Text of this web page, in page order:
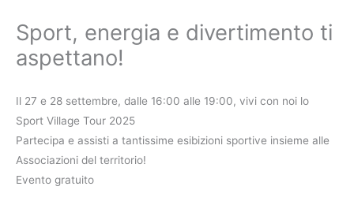
Sport, energia e divertimento ti
aspettano!
Il 27 e 28 settembre, dalle 16:00 alle 19:00, vivi con noi lo
Sport Village Tour 2025
Partecipa e assisti a tantissime esibizioni sportive insieme alle
Associazioni del territorio!
Evento gratuito